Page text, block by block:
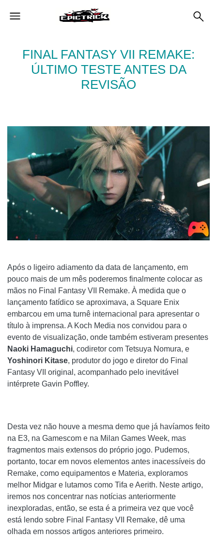
FINAL FANTASY VII REMAKE:
ÚLTIMO TESTE ANTES DA
REVISÃO
Após o ligeiro adiamento da data de lançamento, em
pouco mais de um mês poderemos finalmente colocar as
mãos no Final Fantasy VII Remake. À medida que o
lançamento fatídico se aproximava, a Square Enix
embarcou em uma turnê internacional para apresentar o
título à imprensa. A Koch Media nos convidou para o
evento de visualização, onde também estiveram presentes
Naoki Hamaguchi, codiretor com Tetsuya Nomura, e
Yoshinori Kitase, produtor do jogo e diretor do Final
Fantasy VII original, acompanhado pelo inevitável
intérprete Gavin Poffley.
Desta vez não houve a mesma demo que já havíamos feito
na E3, na Gamescom e na Milan Games Week, mas
fragmentos mais extensos do próprio jogo. Pudemos,
portanto, tocar em novos elementos antes inacessíveis do
Remake, como equipamentos e Materia, exploramos
melhor Midgar e lutamos como Tifa e Aerith. Neste artigo,
iremos nos concentrar nas notícias anteriormente
inexploradas, então, se esta é a primeira vez que você
está lendo sobre Final Fantasy VII Remake, dê uma
olhada em nossos artigos anteriores primeiro.